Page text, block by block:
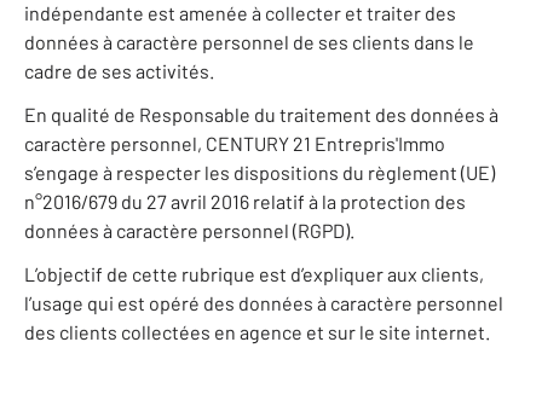
indépendante est amenée à collecter et traiter des
données à caractère personnel de ses clients dans le
cadre de ses activités.
En qualité de Responsable du traitement des données à
caractère personnel, CENTURY 21 Entrepris'Immo
s’engage à respecter les dispositions du règlement (UE)
n°2016/679 du 27 avril 2016 relatif à la protection des
données à caractère personnel (RGPD).
L’objectif de cette rubrique est d’expliquer aux clients,
l’usage qui est opéré des données à caractère personnel
des clients collectées en agence et sur le site internet.